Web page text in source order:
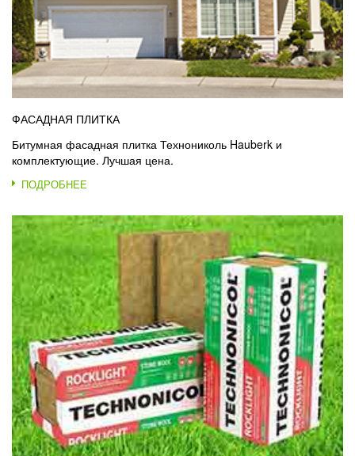
ФАСАДНАЯ ПЛИТКА
Битумная фасадная плитка Технониколь Hauberk и
комплектующие. Лучшая цена.
ПОДРОБНЕЕ